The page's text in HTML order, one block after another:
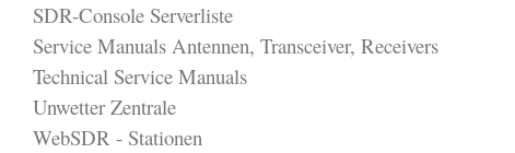
SDR-Console Serverliste
Service Manuals Antennen, Transceiver, Receivers
Technical Service Manuals
Unwetter Zentrale
WebSDR - Stationen